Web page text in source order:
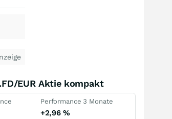
EUR Aktie kompakt
Performance 3 Monate
+2,96%